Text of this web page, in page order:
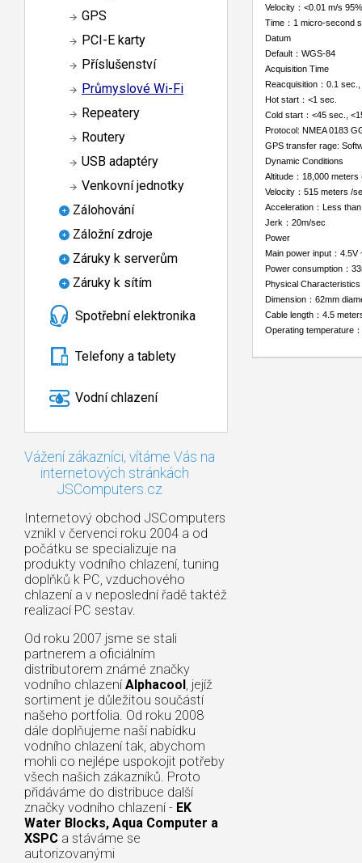
GPS
PCI-E karty
Příslušenství
Průmyslové Wi-Fi
Repeatery
Routery
USB adaptéry
Venkovní jednotky
Zálohování
Záložní zdroje
Záruky k serverům
Záruky k sítím
Spotřební elektronika
Telefony a tablety
Vodní chlazení
Vážení zákazníci, vítáme Vás na
internetových stránkách
JSComputers.cz
Internetový obchod JSComputers
vznikl v červenci roku 2004 a od
počátku se specializuje na
produkty vodního chlazení, tuning
doplňků k PC, vzduchového
chlazení a v neposlední řadě taktéž
realizací PC sestav.
Od roku 2007 jsme se stali
partnerem a oficiálním
distributorem známé značky
vodního chlazení Alphacool, jejíž
sortiment je důležitou součástí
našeho portfolia. Od roku 2008
dále doplňujeme naší nabídku
vodního chlazení tak, abychom
mohli co nejlépe uspokojit potřeby
všech našich zákazníků. Proto
přidáváme do distribuce další
značky vodního chlazení - EK
Water Blocks, Aqua Computer a
XSPC a stáváme se
autorizovanými
Velocity：<0.01 m/s 95%
Time：1 micro-second
Datum
Default：WGS-84
Acquisition Time
Reacquisition：0.1
Hot start：<1 sec.
Cold start：<45 sec.,
Protocol: NMEA 0183
GPS transfer rage:
Dynamic Conditions
Altitude：18,000
Velocity：515 meters /
Acceleration：Less
Jerk：20m/sec
Power
Main power input：4.5V
Power consumption：
Physical Characteristics
Dimension：62mm
Cable length：4.5
Operating temperature